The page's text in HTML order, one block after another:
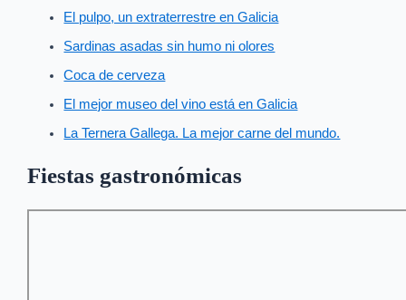
El pulpo, un extraterrestre en Galicia
Sardinas asadas sin humo ni olores
Coca de cerveza
El mejor museo del vino está en Galicia
La Ternera Gallega. La mejor carne del mundo.
Fiestas gastronómicas